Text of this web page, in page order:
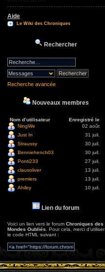
Aide
Le Wiki des Chroniques
Rechercher
Recherche avancée
Nouveaux membres
Nom d’utilisateur
Enregistré le
NingWe
02 août
Just In
31 juil.
Straussy
30 juil.
Benniehench03
30 juil.
Ponti233
27 juil.
clausoliver
13 juil.
premiers
13 juil.
Ahiley
10 juil.
Lien du forum
Voici un lien vers le forum Chroniques des
Mondes Oubliés . Pour cela, merci d’utiliser
le code HTML suivant :